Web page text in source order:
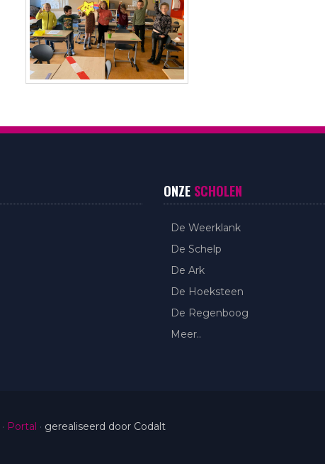
ONZE SCHOLEN
De Weerklank
De Schelp
De Ark
De Hoeksteen
De Regenboog
Meer..
· Portal · gerealiseerd door Codalt